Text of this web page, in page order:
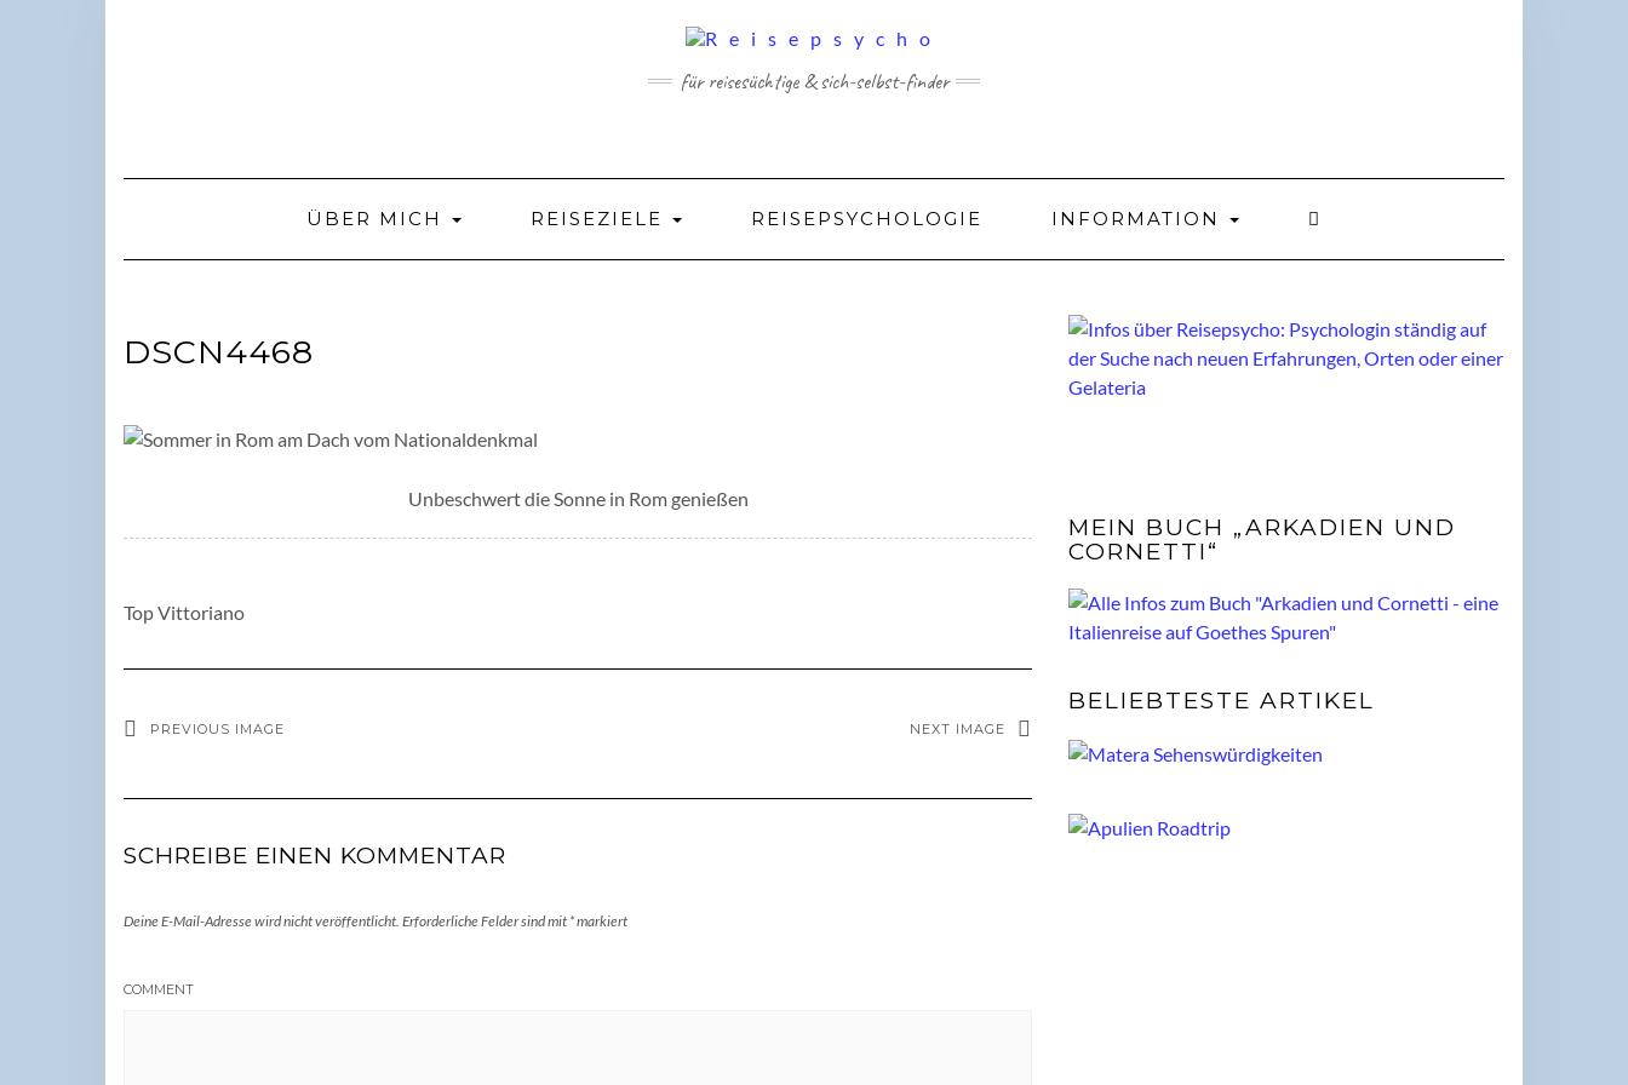
für reisesüchtige & sich-selbst-finder
ÜBER MICH REISEZIELE REISEPSYCHOLOGIE INFORMATION
DSCN4468
Unbeschwert die Sonne in Rom genießen
Top Vittoriano
PREVIOUS IMAGE NEXT IMAGE
SCHREIBE EINEN KOMMENTAR
Deine E-Mail-Adresse wird nicht veröffentlicht. Erforderliche Felder sind mit *markiert
COMMENT
MEIN BUCH „ARKADIEN UND
CORNETTI“
BELIEBTESTE ARTIKEL